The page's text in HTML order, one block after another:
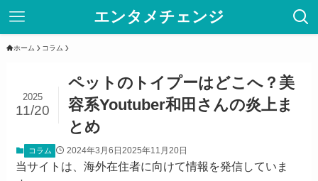
エンタメチェンジ
ホーム コラム
ペットのトイプーはどこへ？美
容系Youtuber和田さんの炎上ま
とめ
2025
11/20
コラム 2024年3月6日2025年11月20日
当サイトは、海外在住者に向けて情報を発信していま